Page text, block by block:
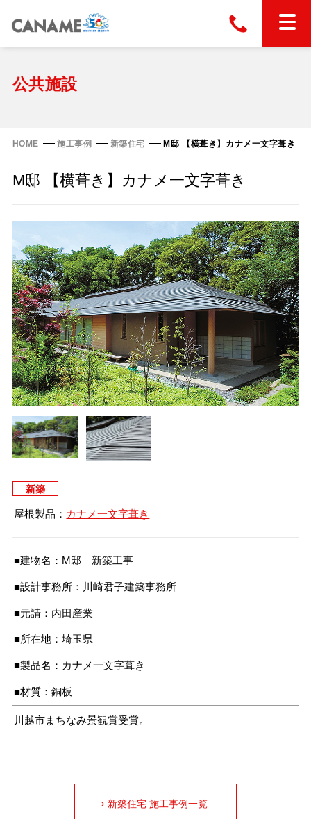
ホーム
縦葺き屋根
フリーハットⅡ型
FHR-2000
フラットライン
エコウェーブ
タイマルーフ M型
タイマルーフ F25
タイマルーフ T型
カナメ一文字葺き
金属瓦
カナメルーフ
洋瓦王(ヨウガオウ)
通気断熱工法
Vi65
Vi65 PLUS
Vi75・Vi125
Viカバー50
換気棟システム
換気棟システム
デザイン軒樋
カナメシャープ樋
屋根の改修
施工事例
技術情報
ダウンロード
お問い合わせ
公共施設
HOME 施工事例 新築住宅 M邸 【横葺き】カナメ一文字葺き
M邸 【横葺き】カナメ一文字葺き
新築
屋根製品： カナメ一文字葺き
■建物名：M邸 新築工事
■設計事務所：川崎君子建築事務所
■元請：内田産業
■所在地：埼玉県
■製品名：カナメ一文字葺き
■材質：銅板
川越市まちなみ景観賞受賞。
新築住宅 施工事例一覧